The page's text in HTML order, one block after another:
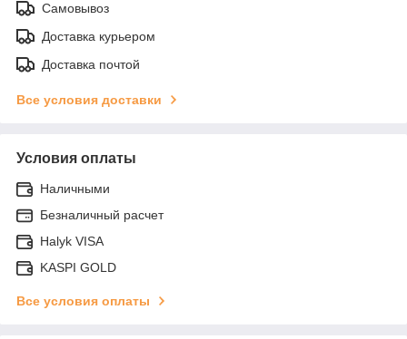
Самовывоз
Доставка курьером
Доставка почтой
Все условия доставки
Условия оплаты
Наличными
Безналичный расчет
Halyk VISA
KASPI GOLD
Все условия оплаты